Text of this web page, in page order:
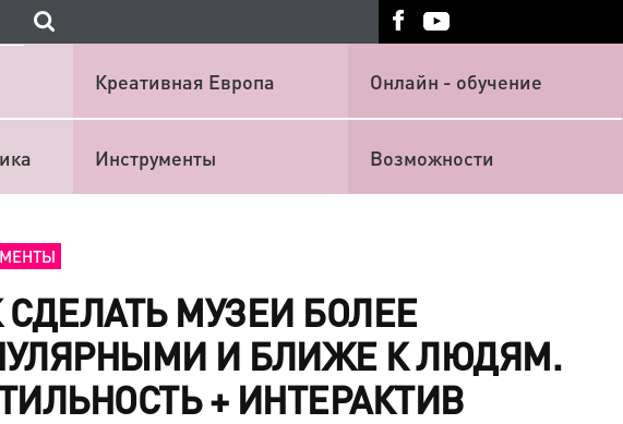
Креативная Европа Онлайн - обучение
Инструменты Возможности
СДЕЛАТЬ МУЗЕИ БОЛЕЕ
И БЛИЖЕ К ЛЮДЯМ.
+ ИНТЕРАКТИВ